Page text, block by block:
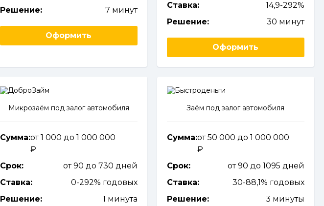
Решение:
7 минут
Оформить
Ставка:
14,9-292%
Решение:
30 минут
Оформить
Микрозаём под залог автомобиля
Сумма:от 1 000 до 1 000 000
Срок:
от 90 до 730 дней
Ставка:
0-292% годовых
Решение:
1 минута
Заём под залог автомобиля
Сумма:от 50 000 до 1 000 000
Срок:
от 90 до 1095 дней
Ставка:
30-88,1% годовых
Решение:
3 минуты